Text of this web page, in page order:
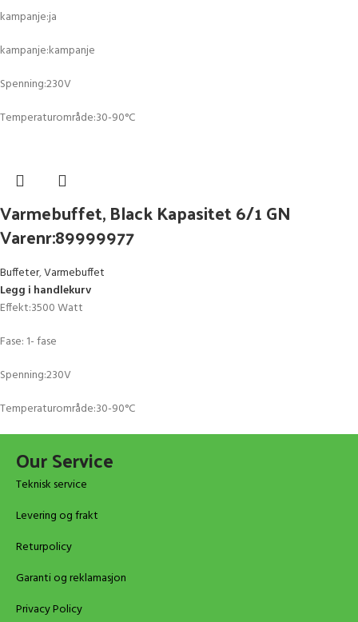
kampanje:ja
kampanje:kampanje
Spenning:230V
Temperaturområde:30-90°C
Varmebuffet, Black Kapasitet 6/1 GN
Varenr:89999977
Buffeter,Varmebuffet
Legg i handlekurv
Effekt:3500 Watt
Fase: 1- fase
Spenning:230V
Temperaturområde:30-90°C
Our Service
Teknisk service
Levering og frakt
Returpolicy
Garanti og reklamasjon
Privacy Policy